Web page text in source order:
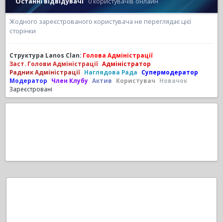
Жодного зареєстрованого користувача не переглядає цієї
сторінки
Структура Lanos Clan: Голова Адміністрації
Заст. Голови Адміністрації Адміністратор
Радник Адміністрації Наглядова Рада
Супермодератор
Модератор
Член Клубу Актив Користувач
Новачок
Зареєстровані